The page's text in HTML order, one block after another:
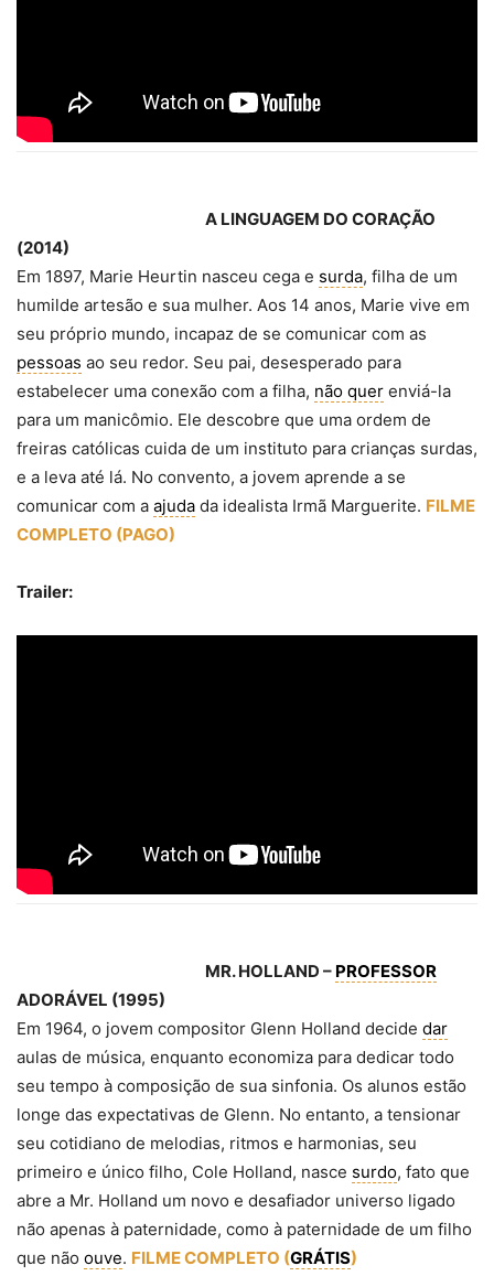
A LINGUAGEM DO CORAÇÃO
(2014)
Em 1897, Marie Heurtin nasceu cega e surda, filha de um
humilde artesão e sua mulher. Aos 14 anos, Marie vive em
seu próprio mundo, incapaz de se comunicar com as
pessoas ao seu redor. Seu pai, desesperado para
estabelecer uma conexão com a filha, não quer enviá-la
para um manicômio. Ele descobre que uma ordem de
freiras católicas cuida de um instituto para crianças surdas,
e a leva até lá. No convento, a jovem aprende a se
comunicar com a ajuda da idealista Irmã Marguerite. FILME
COMPLETO (PAGO)
Trailer:
MR. HOLLAND – PROFESSOR
ADORÁVEL (1995)
Em 1964, o jovem compositor Glenn Holland decide dar
aulas de música, enquanto economiza para dedicar todo
seu tempo à composição de sua sinfonia. Os alunos estão
longe das expectativas de Glenn. No entanto, a tensionar
seu cotidiano de melodias, ritmos e harmonias, seu
primeiro e único filho, Cole Holland, nasce surdo, fato que
abre a Mr. Holland um novo e desafiador universo ligado
não apenas à paternidade, como à paternidade de um filho
que não ouve. FILME COMPLETO (GRÁTIS)